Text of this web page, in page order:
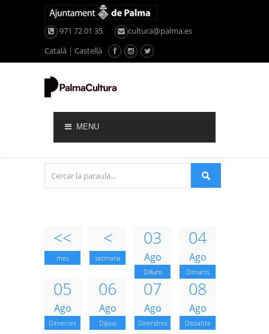
971 72 01 35
cultura@palma.es
Català | Castellà
MENU
<<
mes
<
setmana
03
Ago
Dilluns
04
Ago
Dimarts
05
Ago
Dimecres
06
Ago
Dijous
07
Ago
Divendres
08
Ago
Dissabte